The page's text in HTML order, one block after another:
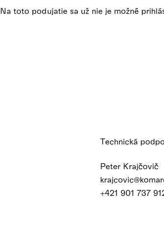
Na toto podujatie sa už nie je možné
Technická
Peter Krajčovič
+421 901 737